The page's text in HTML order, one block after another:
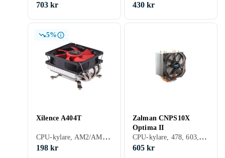
703 kr
430 kr
5%
Xilence A404T
CPU-kylare, AM2/AM3, AM2+, FM1, FM2, FM2+, Aktiv kylning (fläkt)
198 kr
Zalman CNPS10X
Optima II
CPU-kylare, 478, 603, 775, AM2/AM3, 1366, 1156, 1155, 2011, AM2+, AM3+, FM1, FM2, 1150, FM2+, 1151, 2011-3, AM4, 2066, 1700, Aktiv kylning (fläkt)
605 kr